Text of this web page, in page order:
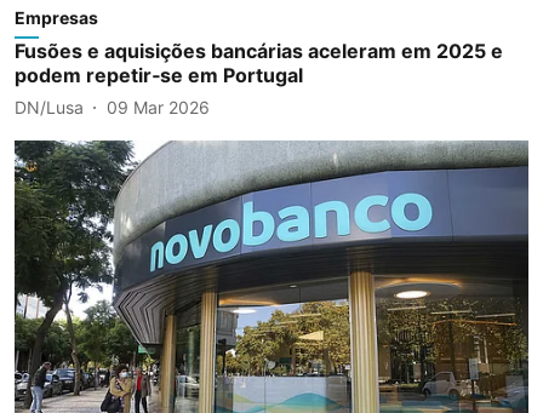
Empresas
Fusões e aquisições bancárias aceleram em 2025 e
podem repetir‑se em Portugal
DN/Lusa 09 Mar 2026